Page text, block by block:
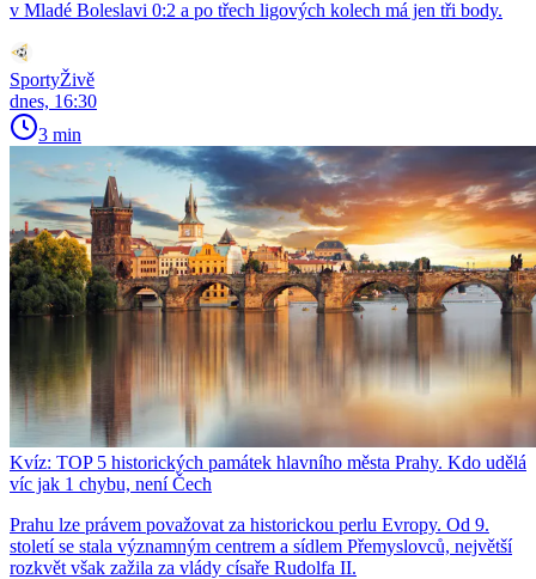
v Mladé Boleslavi 0:2 a po třech ligových kolech má jen tři body.
SportyŽivě
dnes, 16:30
3 min
Kvíz: TOP 5 historických památek hlavního města Prahy. Kdo udělá
víc jak 1 chybu, není Čech
Prahu lze právem považovat za historickou perlu Evropy. Od 9.
století se stala významným centrem a sídlem Přemyslovců, největší
rozkvět však zažila za vlády císaře Rudolfa II.